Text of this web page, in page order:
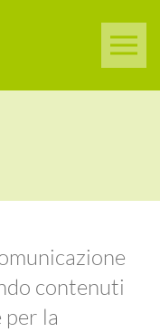
contenuti
per la